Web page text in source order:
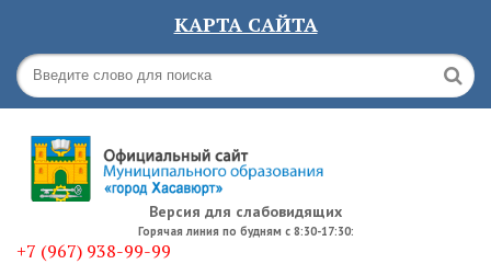
КАРТА САЙТА
Версия для слабовидящих
Горячая линия по будням с 8:30-17:30:
+7 (967) 938-99-99